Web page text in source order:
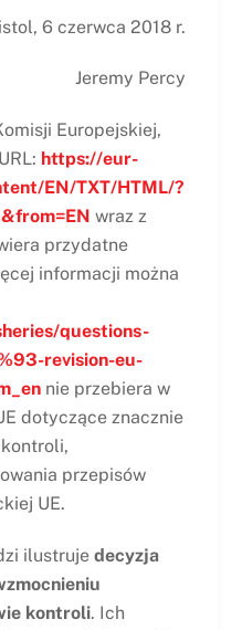
6 czerwca 2018 r.
Jeremy Percy
Europejskiej,
https://eur-
EN/TXT/HTML/?
wraz z
przydatne
informacji można
questions-
revision-eu-
nie przebiera w
dotyczące znacznie
przepisów
UE.
ilustruje decyzja
kontroli. Ich